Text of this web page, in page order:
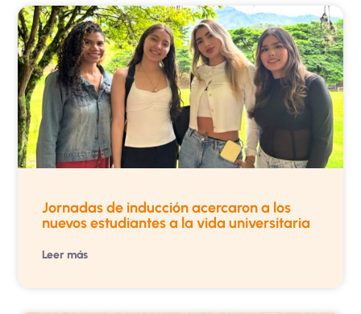
Jornadas de inducción acercaron a los
nuevos estudiantes a la vida universitaria
Leer más